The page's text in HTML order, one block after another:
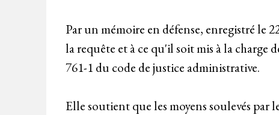
Par un mémoire en défense, enregistré le
la requête et à ce qu'il soit mis à la charge
761-1 du code de justice administrative.
Elle soutient que les moyens soulevés par